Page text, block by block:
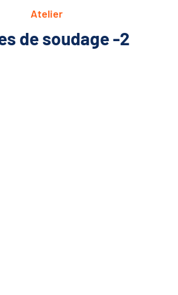
Atelier
de soudage -2